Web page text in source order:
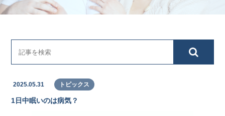
2025.05.31 トピックス
1日中眠いのは病気？